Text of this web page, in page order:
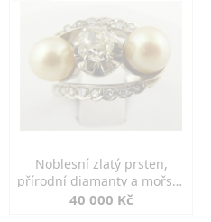
Noblesní zlatý prsten,
přírodní diamanty a mořské
perly
40 000 Kč